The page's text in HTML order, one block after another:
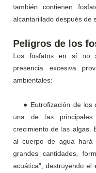
también contienen
alcantarillado después de
Peligros de los
Los fosfatos en sí no
presencia excesiva
ambientales:
● Eutrofización de los
una de las
crecimiento de las algas.
al cuerpo de agua hará
grandes cantidades,
acuática", destruyendo el